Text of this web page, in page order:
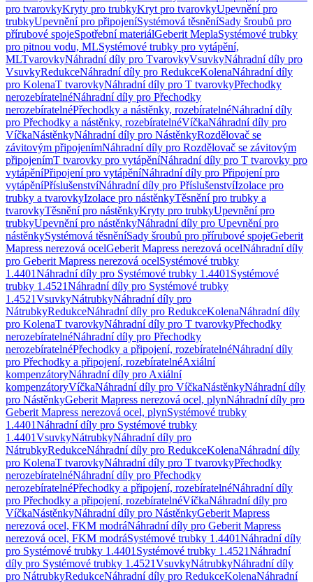
pro tvarovkyKryty pro trubkyKryt pro tvarovkyUpevnění pro
trubkyUpevnění pro připojeníSystémová těsněníSady šroubů pro
přírubové spojeSpotřební materiálGeberit MeplaSystémové trubky
pro pitnou vodu, MLSystémové trubky pro vytápění,
MLTvarovkyNáhradní díly pro TvarovkyVsuvkyNáhradní díly pro
VsuvkyRedukceNáhradní díly pro RedukceKolenaNáhradní díly
pro KolenaT tvarovkyNáhradní díly pro T tvarovkyPřechodky
nerozebíratelnéNáhradní díly pro Přechodky
nerozebíratelnéPřechodky a nástěnky, rozebíratelnéNáhradní díly
pro Přechodky a nástěnky, rozebíratelnéVíčkaNáhradní díly pro
VíčkaNástěnkyNáhradní díly pro NástěnkyRozdělovač se
závitovým připojenímNáhradní díly pro Rozdělovač se závitovým
připojenímT tvarovky pro vytápěníNáhradní díly pro T tvarovky pro
vytápěníPřipojení pro vytápěníNáhradní díly pro Připojení pro
vytápěníPříslušenstvíNáhradní díly pro PříslušenstvíIzolace pro
trubky a tvarovkyIzolace pro nástěnkyTěsnění pro trubky a
tvarovkyTěsnění pro nástěnkyKryty pro trubkyUpevnění pro
trubkyUpevnění pro nástěnkyNáhradní díly pro Upevnění pro
nástěnkySystémová těsněníSady šroubů pro přírubové spojeGeberit
Mapress nerezová ocelGeberit Mapress nerezová ocelNáhradní díly
pro Geberit Mapress nerezová ocelSystémové trubky
1.4401Náhradní díly pro Systémové trubky 1.4401 Systémové
trubky 1.4521Náhradní díly pro Systémové trubky
1.4521VsuvkyNátrubkyNáhradní díly pro
NátrubkyRedukceNáhradní díly pro RedukceKolenaNáhradní díly
pro KolenaT tvarovkyNáhradní díly pro T tvarovkyPřechodky
nerozebíratelnéNáhradní díly pro Přechodky
nerozebíratelnéPřechodky a připojení, rozebíratelnéNáhradní díly
pro Přechodky a připojení, rozebíratelnéAxiální
kompenzátoryNáhradní díly pro Axiální
kompenzátoryVíčkaNáhradní díly pro VíčkaNástěnkyNáhradní díly
pro NástěnkyGeberit Mapress nerezová ocel, plynNáhradní díly pro
Geberit Mapress nerezová ocel, plynSystémové trubky
1.4401Náhradní díly pro Systémové trubky
1.4401VsuvkyNátrubkyNáhradní díly pro
NátrubkyRedukceNáhradní díly pro RedukceKolenaNáhradní díly
pro KolenaT tvarovkyNáhradní díly pro T tvarovkyPřechodky
nerozebíratelnéNáhradní díly pro Přechodky
nerozebíratelnéPřechodky a připojení, rozebíratelnéNáhradní díly
pro Přechodky a připojení, rozebíratelnéVíčkaNáhradní díly pro
VíčkaNástěnkyNáhradní díly pro NástěnkyGeberit Mapress
nerezová ocel, FKM modráNáhradní díly pro Geberit Mapress
nerezová ocel, FKM modráSystémové trubky 1.4401Náhradní díly
pro Systémové trubky 1.4401 Systémové trubky 1.4521Náhradní
díly pro Systémové trubky 1.4521VsuvkyNátrubkyNáhradní díly
pro NátrubkyRedukceNáhradní díly pro RedukceKolenaNáhradní